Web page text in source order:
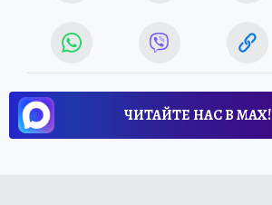
ЧИТАЙТЕ НАС В МАХ!